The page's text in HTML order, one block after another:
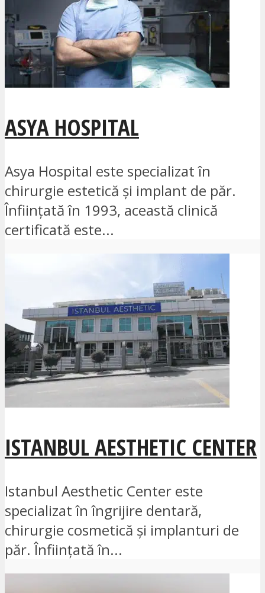
ASYA HOSPITAL
Asya Hospital este specializat în
chirurgie estetică și implant de păr.
Înființată în 1993, această clinică
certificată este...
ISTANBUL AESTHETIC CENTER
Istanbul Aesthetic Center este
specializat în îngrijire dentară,
chirurgie cosmetică și implanturi de
păr. Înființată în...